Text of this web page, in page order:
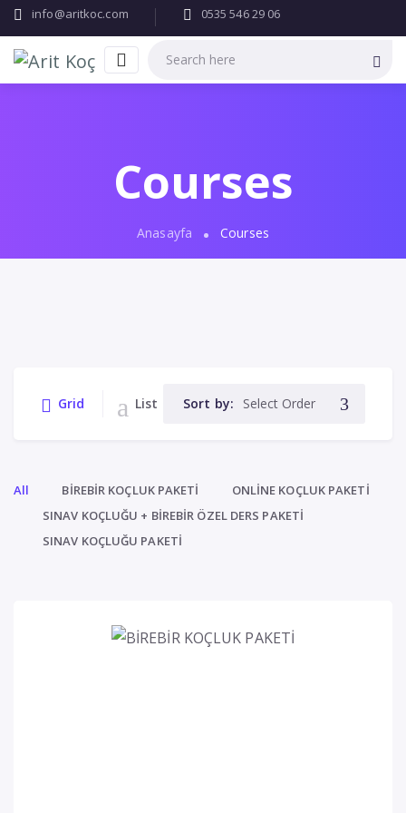
info@aritkoc.com 0535 546 29 06
Courses
Anasayfa Courses
Grid List Sort by:
All BİREBİR KOÇLUK PAKETİ
ONLİNE KOÇLUK PAKETİ
SINAV KOÇLUĞU + BİREBİR ÖZEL DERS PAKETİ
SINAV KOÇLUĞU PAKETİ